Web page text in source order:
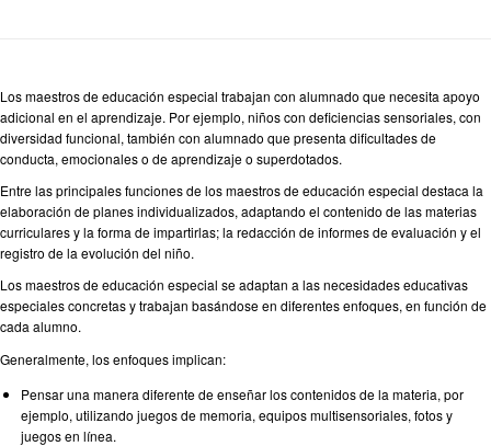
Los maestros de educación especial trabajan con alumnado que necesita apoyo
adicional en el aprendizaje. Por ejemplo, niños con deficiencias sensoriales, con
diversidad funcional, también con alumnado que presenta dificultades de
conducta, emocionales o de aprendizaje o superdotados.
Entre las principales funciones de los maestros de educación especial destaca la
elaboración de planes individualizados, adaptando el contenido de las materias
curriculares y la forma de impartirlas; la redacción de informes de evaluación y el
registro de la evolución del niño.
Los maestros de educación especial se adaptan a las necesidades educativas
especiales concretas y trabajan basándose en diferentes enfoques, en función de
cada alumno.
Generalmente, los enfoques implican:
Pensar una manera diferente de enseñar los contenidos de la materia, por
ejemplo, utilizando juegos de memoria, equipos multisensoriales, fotos y
juegos en línea.